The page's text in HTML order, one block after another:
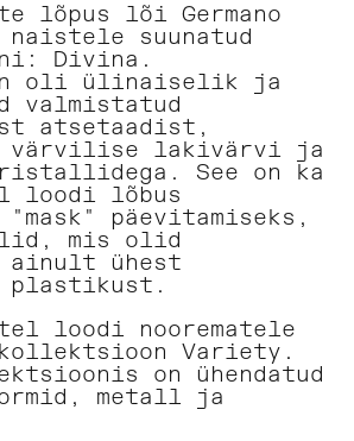
lõpus lõi Germano
suunatud
Divina.
oli ülinaiselik ja
valmistatud
atsetaadist,
värvilise lakivärvi ja
See on ka
loodi lõbus
"mask" päevitamiseks,
mis olid
ainult ühest
loodi noorematele
Variety.
on ühendatud
metall ja